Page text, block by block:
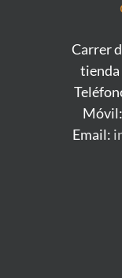
Carrer
tienda
Móvil:
Email: